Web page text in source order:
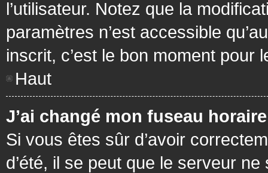
l’utilisateur. Notez que la
paramètres n’est accessible
inscrit, c’est le bon moment pour
Haut
J’ai changé mon fuseau
Si vous êtes sûr d’avoir
d’été, il se peut que le serveur